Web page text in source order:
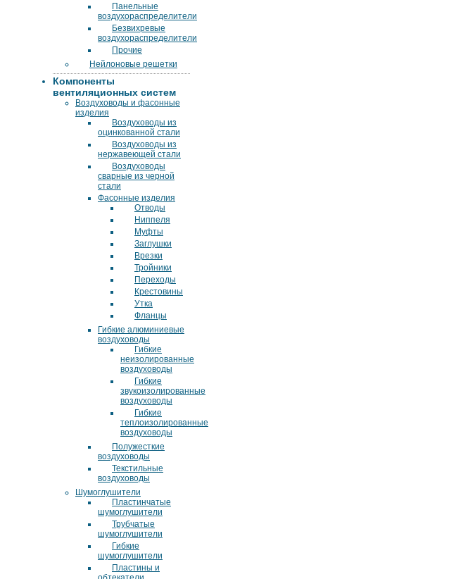
Панельные
воздухораспределители
Безвихревые
воздухораспределители
Прочие
Нейлоновые решетки
Компоненты
вентиляционных систем
Воздуховоды и фасонные
изделия
Воздуховоды из
оцинкованной стали
Воздуховоды из
нержавеющей стали
Воздуховоды
сварные из черной
стали
Фасонные изделия
Отводы
Ниппеля
Муфты
Заглушки
Врезки
Тройники
Переходы
Крестовины
Утка
Фланцы
Гибкие алюминиевые
воздуховоды
Гибкие
неизолированные
воздуховоды
Гибкие
звукоизолированные
воздуховоды
Гибкие
теплоизолированные
воздуховоды
Полужесткие
воздуховоды
Текстильные
воздуховоды
Шумоглушители
Пластинчатые
шумоглушители
Трубчатые
шумоглушители
Гибкие
шумоглушители
Пластины и